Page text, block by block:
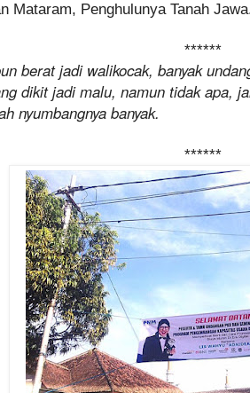
Mataram, Penghulunya Tanah
******
berat jadi walikocak, banyak
dikit jadi malu, namun tidak apa,
nyumbangnya banyak.
******